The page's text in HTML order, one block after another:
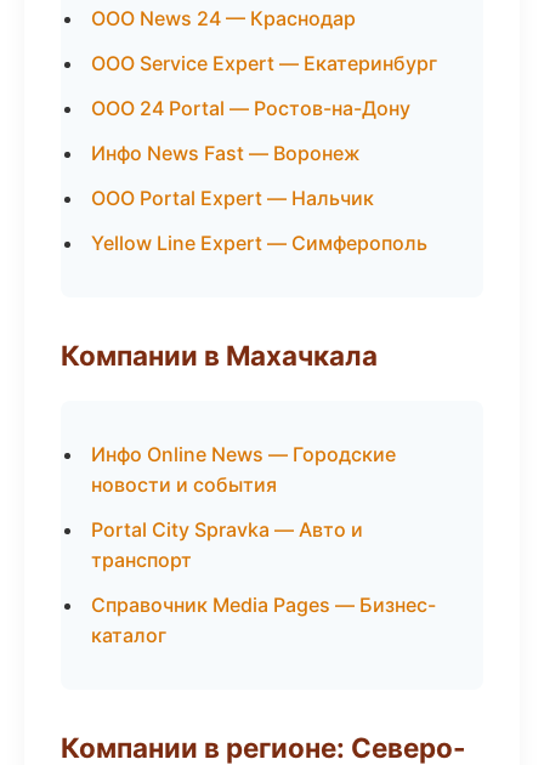
ООО News 24 — Краснодар
ООО Service Expert — Екатеринбург
ООО 24 Portal — Ростов-на-Дону
Инфо News Fast — Воронеж
ООО Portal Expert — Нальчик
Yellow Line Expert — Симферополь
Компании в Махачкала
Инфо Online News — Городские
новости и события
Portal City Spravka — Авто и
транспорт
Справочник Media Pages — Бизнес-
каталог
Компании в регионе: Северо-